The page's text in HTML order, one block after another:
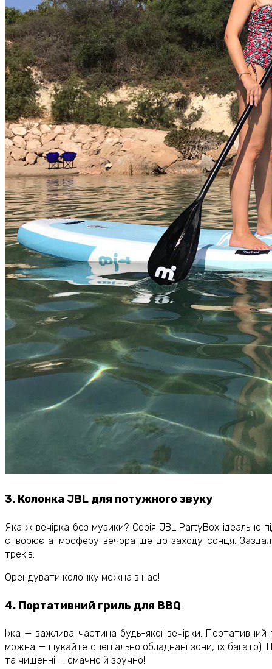
3. Колонка JBL для потужного звуку
Яка ж вечірка без музики? Серія JBL PartyBox ідеально
створює атмосферу вечора ще до заходу сонця.
треків.
Орендувати колонку можна в нас!
4. Портативний гриль для BBQ
Їжа — важлива частина будь-якої вечірки.
можна — шукайте спеціально обладнані зони, їх багато).
та чищенні — смачно й зручно!